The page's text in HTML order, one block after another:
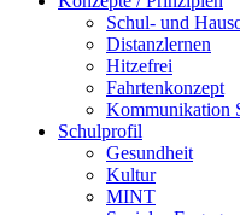
Schul- und
Distanzlernen
Hitzefrei
Fahrtenkonzept
Kommunikation
Schulprofil
Gesundheit
Kultur
MINT